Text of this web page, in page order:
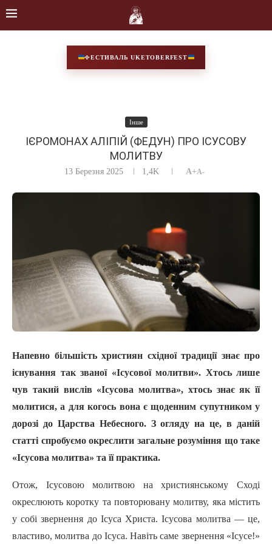
ФЕСТИВАЛЬ UKETOBERFEST
Інше
ІЄРОМОНАХ АЛІПІЙ (ФЕДУН) ПРО ІСУСОВУ
МОЛИТВУ
13 Березня 2025 1,4K A+A-
Напевно більшість християн східної традиції знає про
існування так званої «Ісусової молитви». Хтось лише
чув такий вислів «Ісусова молитва», хтось знає як її
молитися, а для когось вона є щоденним супутником у
дорозі до Царства Небесного. З огляду на це, в даній
статті спробуємо окреслити загальне розуміння що таке
«Ісусова молитва» та ïï практика.
Отож, Ісусовою молитвою на християнському Сході
окреслюють коротку та повторювану молитву, яка містить
у собі звернення до Icyca Христа. Ісусова молитва — це,
властиво, молитва до Icyca. Навіть саме звернення «Icyce!»